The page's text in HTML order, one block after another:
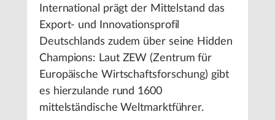
International prägt der Mittelstand das
Export- und Innovationsprofil
Deutschlands zudem über seine Hidden
Champions: Laut ZEW (Zentrum für
Europäische Wirtschaftsforschung) gibt
es hierzulande rund 1600
mittelständische Weltmarktführer.